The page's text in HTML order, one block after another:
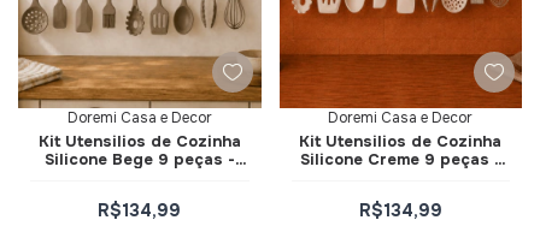
Doremi Casa e Decor
Kit Utensilios de Cozinha
Silicone Bege 9 peças -
R$134,99
Doremi Casa e Decor
Kit Utensilios de Cozinha
Silicone Creme 9 peças -
R$134,99